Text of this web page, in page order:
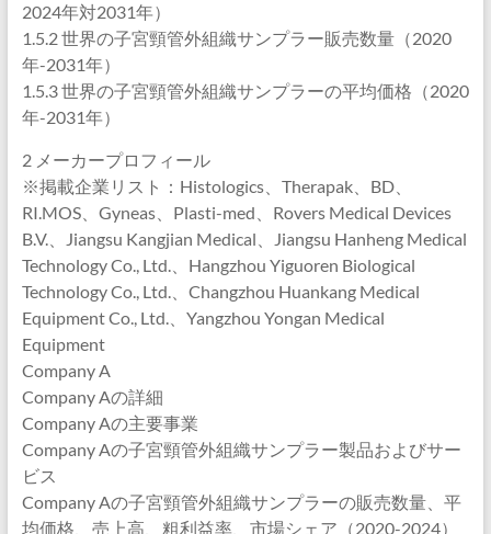
2024年対2031年）
1.5.2 世界の子宮頸管外組織サンプラー販売数量（2020
年-2031年）
1.5.3 世界の子宮頸管外組織サンプラーの平均価格（2020
年-2031年）
2 メーカープロフィール
※掲載企業リスト：Histologics、Therapak、BD、
RI.MOS、Gyneas、Plasti-med、Rovers Medical Devices
B.V.、Jiangsu Kangjian Medical、Jiangsu Hanheng Medical
Technology Co., Ltd.、Hangzhou Yiguoren Biological
Technology Co., Ltd.、Changzhou Huankang Medical
Equipment Co., Ltd.、Yangzhou Yongan Medical
Equipment
Company A
Company Aの詳細
Company Aの主要事業
Company Aの子宮頸管外組織サンプラー製品およびサー
ビス
Company Aの子宮頸管外組織サンプラーの販売数量、平
均価格、売上高、粗利益率、市場シェア（2020-2024）